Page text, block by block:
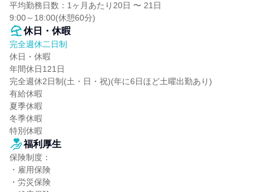
平均勤務日数：1ヶ月あたり20日 〜 21日
9:00～18:00(休憩60分)
休日・休暇
完全週休二日制
休日・休暇
年間休日121日
完全週休2日制(土・日・祝)(年に6日ほど土曜出勤あり)
有給休暇
夏季休暇
冬季休暇
特別休暇
福利厚生
保険制度：
・雇用保険
・労災保険